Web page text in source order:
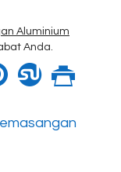
Aluminium
Anda.